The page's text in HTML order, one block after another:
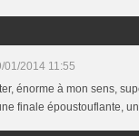
01/2014 11:55
énorme à mon sens,
finale époustouflante,